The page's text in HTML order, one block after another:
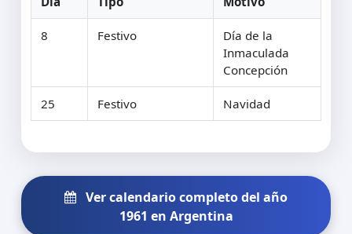
8 Festivo
Día de la
Inmaculada
Concepción
25 Festivo Navidad
Ver calendario completo del año
1961 en Argentina